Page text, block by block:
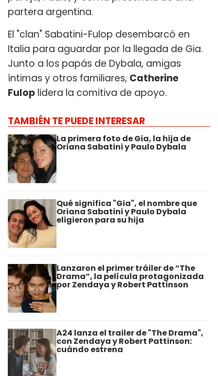
partera argentina.
El "clan" Sabatini-Fulop desembarcó en
Italia para aguardar por la llegada de Gia.
Junto a los papás de Dybala, amigas
íntimas y otros familiares, Catherine
Fulop lidera la comitiva de apoyo.
TAMBIÉN TE PUEDE INTERESAR
La primera foto de Gia, la hija de
Oriana Sabatini y Paulo Dybala
Qué significa "Gia", el nombre que
Oriana Sabatini y Paulo Dybala
eligieron para su hija
Lanzaron el primer tráiler de “The
Drama”, la película protagonizada
por Zendaya y Robert Pattinson
A24 lanza el trailer de "The Drama",
con Zendaya y Robert Pattinson:
cuándo estrena